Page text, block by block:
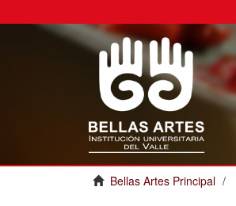
Bellas Artes Principal